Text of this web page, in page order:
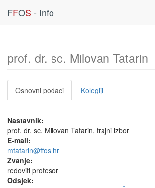
FFOS - Info
prof. dr. sc. Milovan Tatarin
Osnovni podaci Kolegiji
Nastavnik:
prof. dr. sc. Milovan Tatarin, trajni izbor
E-mail:
mtatarin@ffos.hr
Zvanje:
redoviti profesor
Odsjek: